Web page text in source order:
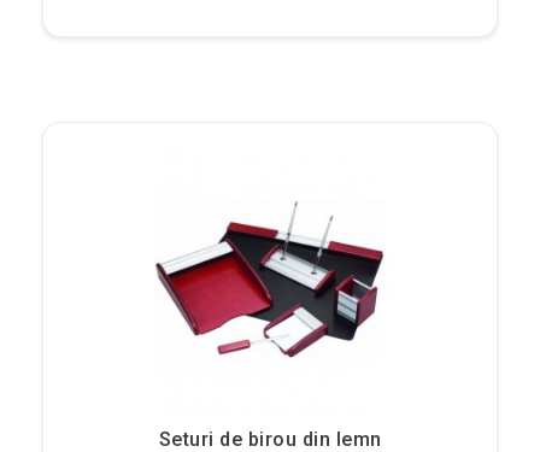
Seturi de birou din lemn